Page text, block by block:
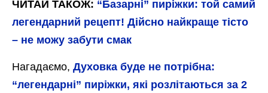
ЧИТАЙ ТАКОЖ: “Базарні” пиріжки: той самий
легендарний рецепт! Дійсно найкраще тісто
– не можу забути смак
Нагадаємо, Духовка буде не потрібна:
“легендарні” пиріжки, які розлітаються за 2